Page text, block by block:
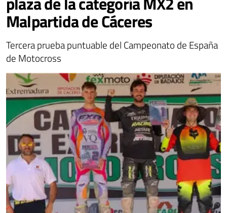
Malpartida de Cáceres
Tercera prueba puntuable del Campeonato de España
de Motocross